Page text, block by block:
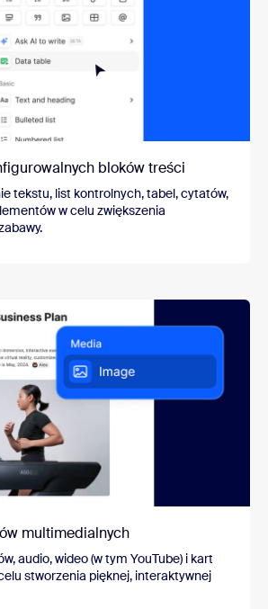
bloków treści
tekstu, list kontrolnych, tabel, cytatów,
w celu zwiększenia
multimedialnych
audio, wideo (w tym YouTube) i kart
stworzenia pięknej, interaktywnej